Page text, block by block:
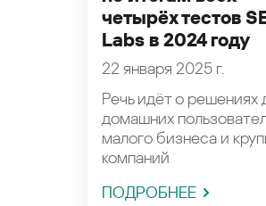
четырёх тестов
Labs в 2024 году
22 января 2025 г.
Речь идёт о решениях
домашних
малого бизнеса и
компаний
ПОДРОБНЕЕ